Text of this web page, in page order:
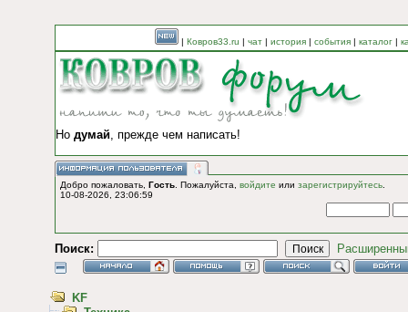
| Ковров33.ru | чат| история| события| каталог|
Но думай, прежде чем написать!
Добро пожаловать, Гость . Пожалуйста, войдите или зарегистрируйтесь
10-08-2026, 23:06:59
Поиск:
KF